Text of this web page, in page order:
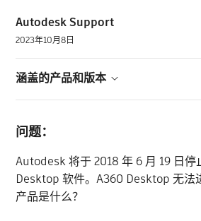
Autodesk Support
2023年10月8日
涵盖的产品和版本
问题：
Autodesk 将于 2018 年 6 月 19 日停
Desktop 软件。A360 Desktop 无法
产品是什么？